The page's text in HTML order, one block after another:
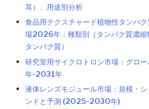
耳）、用途別分析
食品用テクスチャード植物性タンパ
場2026年：種類別（タンパク質濃縮
タンパク質）
研究室用サイクロトロン市場：グロ
年-2031年
液体レンズモジュール市場：規模・
ンドと予測 (2025-2030年)